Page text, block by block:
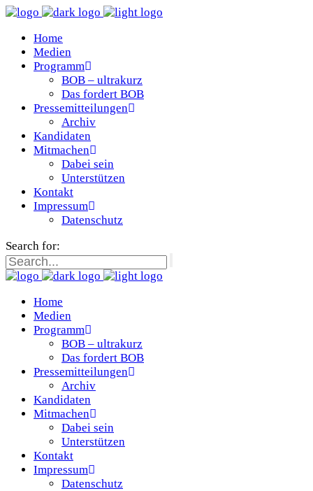
Home
Medien
Programm
BOB – ultrakurz
Das fordert BOB
Pressemitteilungen
Archiv
Kandidaten
Mitmachen
Dabei sein
Unterstützen
Kontakt
Impressum
Datenschutz
Search for:
Home
Medien
Programm
BOB – ultrakurz
Das fordert BOB
Pressemitteilungen
Archiv
Kandidaten
Mitmachen
Dabei sein
Unterstützen
Kontakt
Impressum
Datenschutz